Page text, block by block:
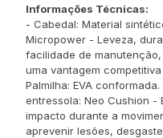
Informações Técnicas:
- Cabedal: Material
Micropower - Leveza,
facilidade de
uma vantagem
Palmilha: EVA
entressola: Neo Cushion -
impacto durante a
aprevenir lesões,